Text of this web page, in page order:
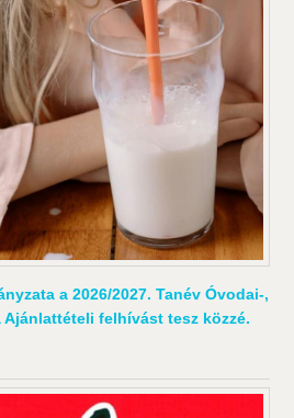
a 2026/2027. Tanév Óvodai-,
felhívást tesz közzé.